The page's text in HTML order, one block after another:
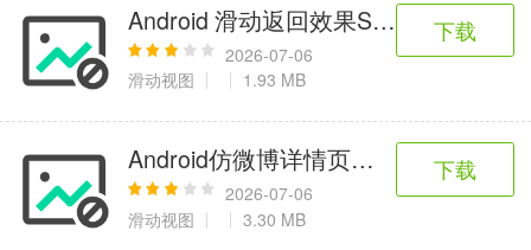
实用工具
2万+款应用
金融理财
2百+款应用
网上购物
资讯阅读
1万+款应用
学习办公
3万+款应用
生活服务
2万+款应用
Android 滑动返回效果
2026-07-06
滑动视图
1.93 MB
下载
Android仿微博详情页滑动固定顶部栏
2026-07-06
滑动视图
3.30 MB
下载